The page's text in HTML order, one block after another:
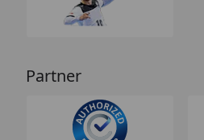
Partner